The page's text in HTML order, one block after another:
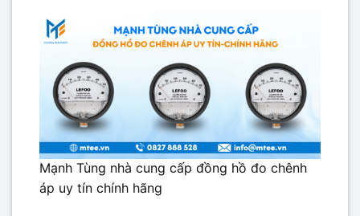
Mạnh Tùng nhà cung cấp đồng hồ đo chênh
áp uy tín chính hãng